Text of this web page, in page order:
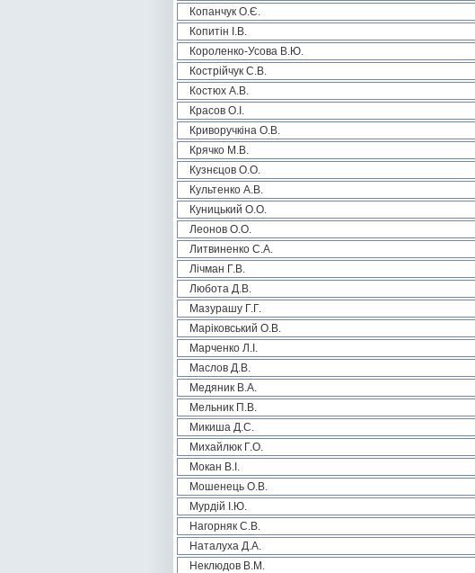
Копанчук О.Є.
Копитін І.В.
Короленко-Усова В.Ю.
Кострійчук С.В.
Костюх А.В.
Красов О.І.
Криворучкіна О.В.
Крячко М.В.
Кузнєцов О.О.
Культенко А.В.
Куницький О.О.
Леонов О.О.
Литвиненко С.А.
Лічман Г.В.
Любота Д.В.
Мазурашу Г.Г.
Маріковський О.В.
Марченко Л.І.
Маслов Д.В.
Медяник В.А.
Мельник П.В.
Микиша Д.С.
Михайлюк Г.О.
Мокан В.І.
Мошенець О.В.
Мурдій І.Ю.
Нагорняк С.В.
Наталуха Д.А.
Неклюдов В.М.